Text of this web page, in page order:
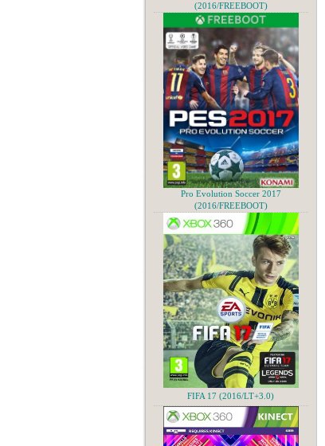
(2016/FREEBOOT)
Pro Evolution Soccer 2017
(2016/FREEBOOT)
FIFA 17 (2016/LT+3.0)